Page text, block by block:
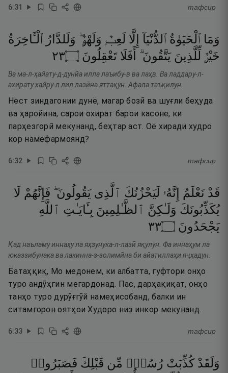
6:31 тафсир
وَمَا ٱلْحَيَوٰةُ ٱلدُّنْيَآ إِلَّا لَعِبٌۭ وَلَهْوٌۭ ۖ وَلَلدَّارُ ٱلْـَٔاخِرَةُ
خَيْرٌۭ لِّلَّذِينَ يَتَّقُونَ ۗ أَفَلَا تَعْقِلُونَ ۝٣٢
Ва ма-л-ҳайату-д-дунйа илла лаъибу-в ва лаҳв. Ва ладдару-л-
ахирату хайру-л лил лазӣна яттақун. Афала таъқилун.
Нест зиндагонии дунё, магар бозӣ ва шуғли беҳуда
ва ҳаройина, сарои охират барои касоне, ки
парҳезгорӣ мекунанд, беҳтар аст. Оё хиради худро
кор намефармоянд?
6:32 тафсир
قَدْ نَعْلَمُ إِنَّهُۥ لَيَحْزُنُكَ ٱلَّذِى يَقُولُونَ ۖ فَإِنَّهُمْ لَا
يُكَذِّبُونَكَ وَلَـٰكِنَّ ٱلظَّـٰلِمِينَ بِـَٔايَـٰتِ ٱللَّهِ
يَجْحَدُونَ ۝٣٣
Қад наъламу иннаҳу ла яҳзунука-л-лазӣ яқулун. Фа иннаҳум ла
юказзибунака ва лакинна-з-золимӣна би айатиллаҳи яҷҳадун.
Батаҳқиқ, Мо медонем, ки албатта, гуфтори онҳо
туро андӯҳгин мегардонад. Пас, дарҳақиқат, онҳо
танҳо туро дурӯғгӯй намеҳисобанд, балки ин
ситамгорон оятҳои Худоро низ инкор мекунанд.
6:33 тафсир
وَلَقَدْ كُذِّبَتْ رُسُلٌۭ مِّن قَبْلِكَ فَصَبَرُوا۟